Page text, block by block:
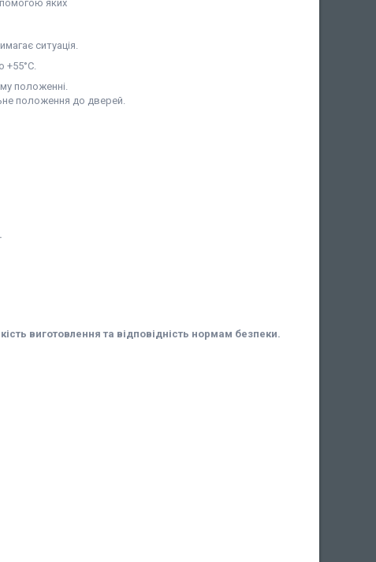
яких
ситуація.
+55°С.
положенні.
положення до дверей.
виготовлення та відповідність нормам безпеки.